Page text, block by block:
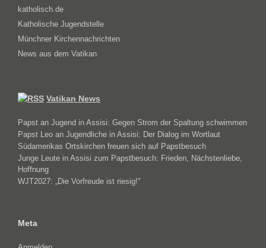
katholisch.de
Katholische Jugendstelle
Münchner Kirchennachrichten
News aus dem Vatikan
Vatikan News
Papst an Jugend in Assisi: Gegen Strom der Spaltung schwimmen
Papst Leo an Jugendliche in Assisi: Der Dialog im Wortlaut
Südamerikas Ortskirchen freuen sich auf Papstbesuch
Junge Leute in Assisi zum Papstbesuch: Frieden, Nächstenliebe,
Hoffnung
WJT2027: „Die Vorfreude ist riesig!"
Meta